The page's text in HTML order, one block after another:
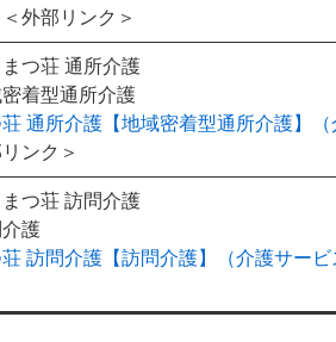
＜外部リンク＞
つ荘 通所介護
着型通所介護
通所介護【地域密着型通所介護】
ンク＞
つ荘 訪問介護
護
訪問介護【訪問介護】（介護サービ